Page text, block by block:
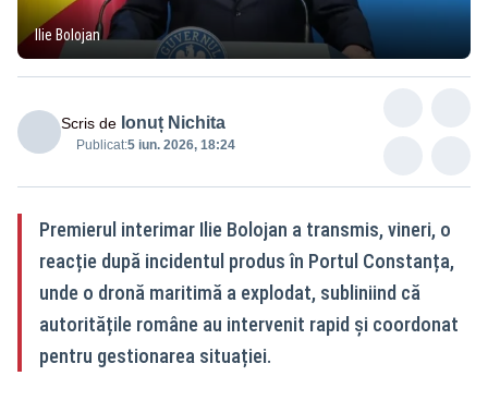
Ilie Bolojan
Scris de Ionuț Nichita
Publicat:5 iun. 2026, 18:24
Premierul interimar Ilie Bolojan a transmis, vineri, o
reacție după incidentul produs în Portul Constanța,
unde o dronă maritimă a explodat, subliniind că
autoritățile române au intervenit rapid și coordonat
pentru gestionarea situației.